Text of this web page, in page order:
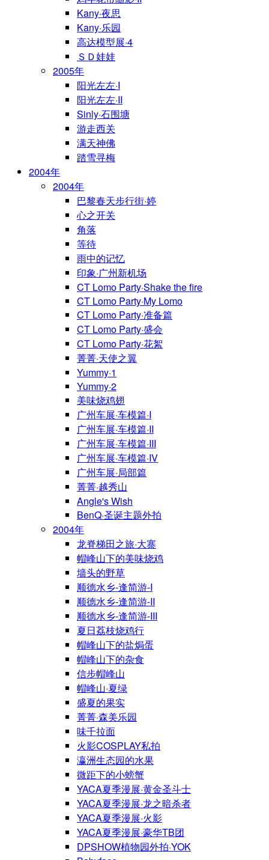
Kany·夜思
Kany·乐园
高达模型展·4
ＳＤ娃娃
2005年
阳光左左·I
阳光左左·II
Sinly·石围塘
游走西关
满天神佛
踏雪寻梅
2004年
2004年
巴黎春天步行街·婷
心之开关
角落
等待
雨中的记忆
印象·广州新机场
CT Lomo Party·Shake the fire
CT Lomo Party·My Lomo
CT Lomo Party·准备篇
CT Lomo Party·盛会
CT Lomo Party·花絮
菁菁·天使之翼
Yummy·1
Yummy·2
美味烧鸡翅
广州车展·车模篇·I
广州车展·车模篇·II
广州车展·车模篇·III
广州车展·车模篇·IV
广州车展·局部篇
菁菁·越秀山
Angle's Wish
BenQ·圣诞主题外拍
2004年
龙脊梯田之旅·大寨
帽峰山下的美味烧鸡
墙头的野草
顺德水乡-逢简游-I
顺德水乡-逢简游-II
顺德水乡-逢简游-III
夏日荔枝烧鸡行
帽峰山下的盐焗蛋
帽峰山下的杂食
信步帽峰山
帽峰山·夏绿
盛夏的果实
菁菁·森美乐园
味千拉面
火影COSPLAY私拍
瀛洲生态园的水果
微距下的小螃蟹
YACA夏季漫展·黄金圣斗士
YACA夏季漫展·龙之暗杀者
YACA夏季漫展·火影
YACA夏季漫展·豪华TB团
DPSHOW植物园外拍·YOK